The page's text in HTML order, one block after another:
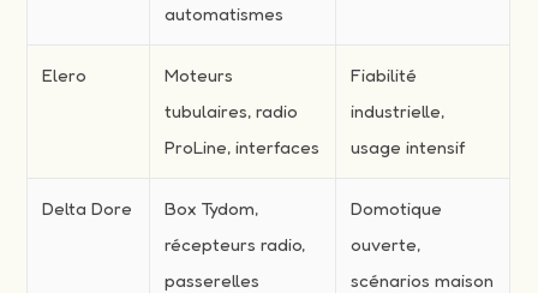
automatismes
Elero
Moteurs
tubulaires, radio
ProLine, interfaces
Fiabilité
industrielle,
usage intensif
Delta Dore
Box Tydom,
récepteurs radio,
passerelles
Domotique
ouverte,
scénarios maison